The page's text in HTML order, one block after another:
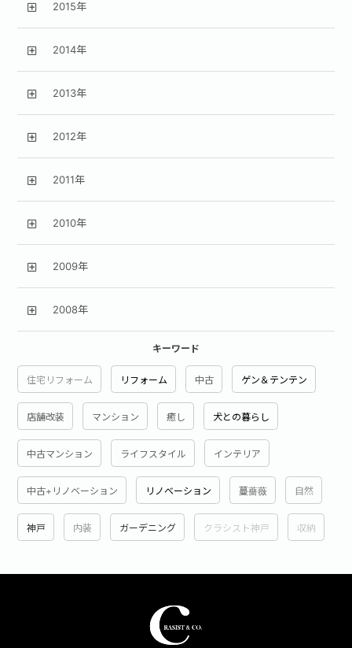
2015年
2014年
2013年
2012年
2011年
2010年
2009年
2008年
キーワード
住宅リフォーム リフォーム 中古 ゲン＆テンテン
店舗改装 マンション 癒し 犬との暮らし
中古マンション ライフスタイル インテリア
中古+リノベーション リノベーション 蔓薔薇 自然
神戸 内装 ガーデニング クラシスト神戸 収納